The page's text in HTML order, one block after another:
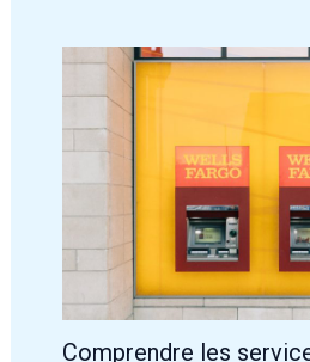
Comprendre les